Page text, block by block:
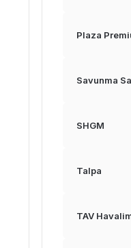
Plaza
Savunma
SHGM
Talpa
TAV